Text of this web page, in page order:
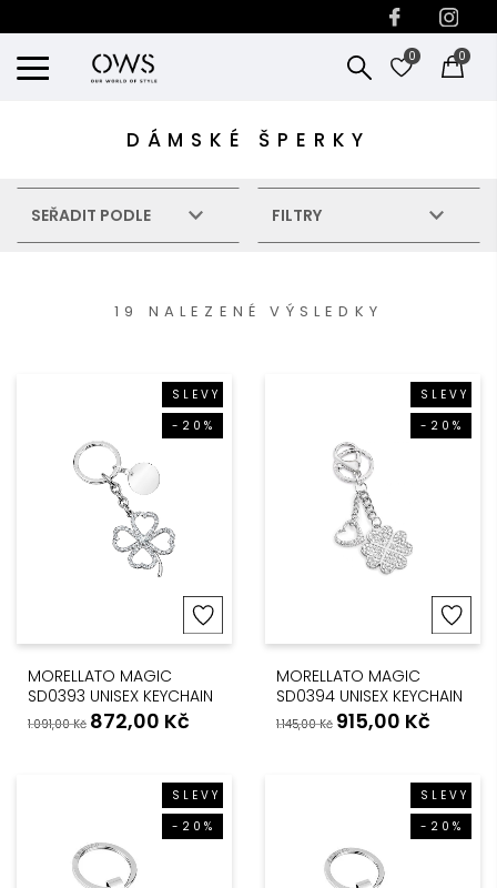
0
0
DÁMSKÉ ŠPERKY
SEŘADIT PODLE FILTRY
19 NALEZENÉ VÝSLEDKY
SLEVY
-20%
MORELLATO MAGIC
SD0393 UNISEX KEYCHAIN
1.091,00Kč 872,00 Kč
SLEVY
-20%
MORELLATO MAGIC
SD0394 UNISEX KEYCHAIN
1.145,00Kč 915,00 Kč
SLEVY
-20%
SLEVY
-20%